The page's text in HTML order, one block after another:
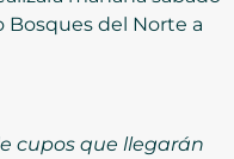
Bosques del Norte a
cupos que llegarán